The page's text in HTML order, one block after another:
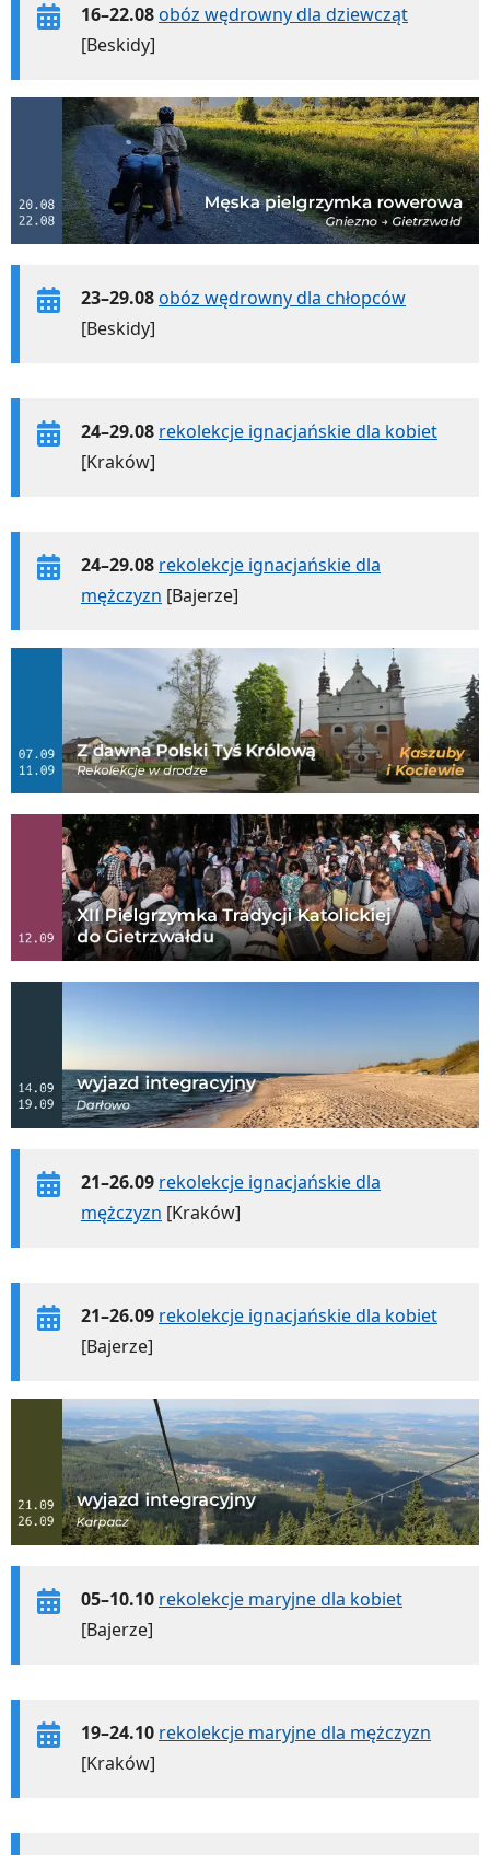
16–22.08obóz wędrowny dla dziewcząt
[Beskidy]
23–29.08obóz wędrowny dla chłopców
[Beskidy]
24–29.08 rekolekcje ignacjańskie dla kobiet
[Kraków]
24–29.08 rekolekcje ignacjańskie dla
mężczyzn [Bajerze]
21–26.09 rekolekcje ignacjańskie dla
mężczyzn [Kraków]
21–26.09 rekolekcje ignacjańskie dla kobiet
[Bajerze]
05–10.10 rekolekcje maryjne dla kobiet
[Bajerze]
19–24.10 rekolekcje maryjne dla mężczyzn
[Kraków]